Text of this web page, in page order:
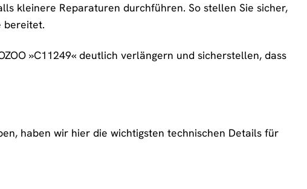
kleinere Reparaturen durchführen. So stellen Sie sicher,
bereitet.
»C11249« deutlich verlängern und sicherstellen, dass
haben wir hier die wichtigsten technischen Details für